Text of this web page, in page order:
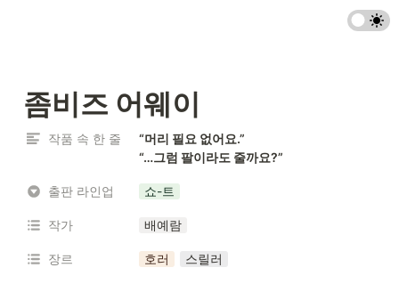
좀비즈 어웨이
작품 속 한 줄
“머리 필요 없어요.”
“…그럼 팔이라도 줄까요?”
출판 라인업 쇼-트
작가 배예람
장르 호러 스릴러